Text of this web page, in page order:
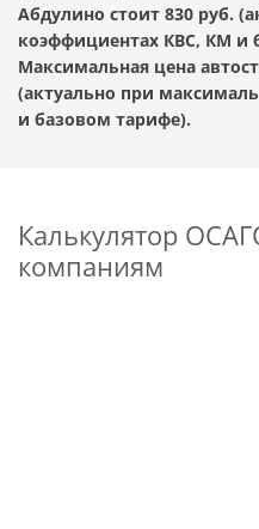
Абдулино стоит 830 руб.
коэффициентах КВС, КМ и
Максимальная цена
(актуально при
и базовом тарифе).
Калькулятор
компаниям